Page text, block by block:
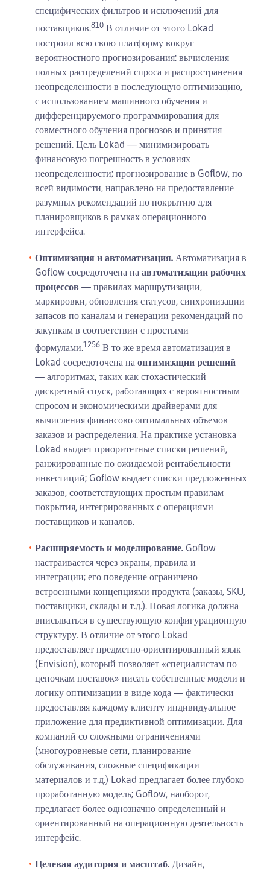
специфических фильтров и исключений для
поставщиков.810 В отличие от этого Lokad
построил всю свою платформу вокруг
вероятностного прогнозирования: вычисления
полных распределений спроса и распространения
неопределенности в последующую оптимизацию,
с использованием машинного обучения и
дифференцируемого программирования для
совместного обучения прогнозов и принятия
решений. Цель Lokad — минимизировать
финансовую погрешность в условиях
неопределенности; прогнозирование в Goflow, по
всей видимости, направлено на предоставление
разумных рекомендаций по покрытию для
планировщиков в рамках операционного
интерфейса.
Оптимизация и автоматизация. Автоматизация в
Goflow сосредоточена на автоматизации рабочих
процессов — правилах маршрутизации,
маркировки, обновления статусов, синхронизации
запасов по каналам и генерации рекомендаций по
закупкам в соответствии с простыми
формулами.1256 В то же время автоматизация в
Lokad сосредоточена на оптимизации решений
— алгоритмах, таких как стохастический
дискретный спуск, работающих с вероятностным
спросом и экономическими драйверами для
вычисления финансово оптимальных объемов
заказов и распределения. На практике установка
Lokad выдает приоритетные списки решений,
ранжированные по ожидаемой рентабельности
инвестиций; Goflow выдает списки предложенных
заказов, соответствующих простым правилам
покрытия, интегрированных с операциями
поставщиков и каналов.
Расширяемость и моделирование. Goflow
настраивается через экраны, правила и
интеграции; его поведение ограничено
встроенными концепциями продукта (заказы, SKU,
поставщики, склады и т.д.). Новая логика должна
вписываться в существующую конфигурационную
структуру. В отличие от этого Lokad
предоставляет предметно-ориентированный язык
(Envision), который позволяет «специалистам по
цепочкам поставок» писать собственные модели и
логику оптимизации в виде кода — фактически
предоставляя каждому клиенту индивидуальное
приложение для предиктивной оптимизации. Для
компаний со сложными ограничениями
(многоуровневые сети, планирование
обслуживания, сложные спецификации
материалов и т.д.) Lokad предлагает более глубоко
проработанную модель; Goflow, наоборот,
предлагает более однозначно определенный и
ориентированный на операционную деятельность
интерфейс.
Целевая аудитория и масштаб. Дизайн,